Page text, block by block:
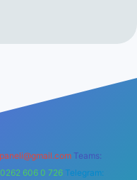
Teams:
606 0 726 Telegram: